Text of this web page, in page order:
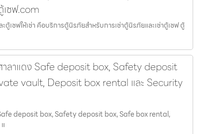
เซฟ.com
ตู้เซฟให้เช่า คือบริการตู้นิรภัยสำหรับการเช่าตู้นิรภัยและเช่าตู้เซฟ ตู้
ลาแดง Safe deposit box, Safety deposit
vault, Deposit box rental และ Security
deposit box, Safety deposit box, Safe box rental,